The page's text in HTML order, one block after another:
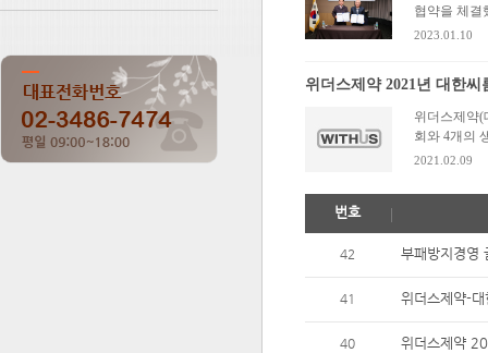
협약을 체결
2023.01.10
위더스제약 2021년 대한
위더스제약(
회와 4개의
2021.02.09
번호
42 부패방지경
41 위더스제약-
40 위더스제약